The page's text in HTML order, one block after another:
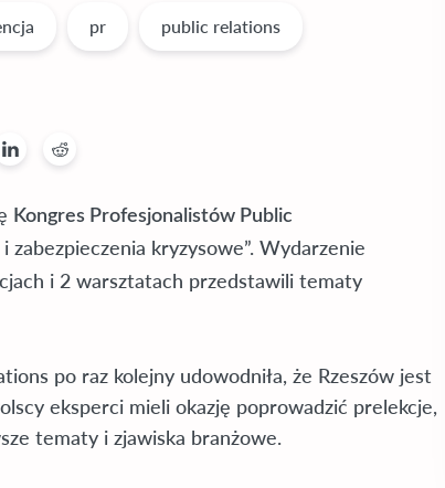
pr public relations
Kongres Profesjonalistów Public
zabezpieczenia kryzysowe”. Wydarzenie
i 2 warsztatach przedstawili tematy
po raz kolejny udowodniła, że Rzeszów jest
eksperci mieli okazję poprowadzić prelekcje,
tematy i zjawiska branżowe.